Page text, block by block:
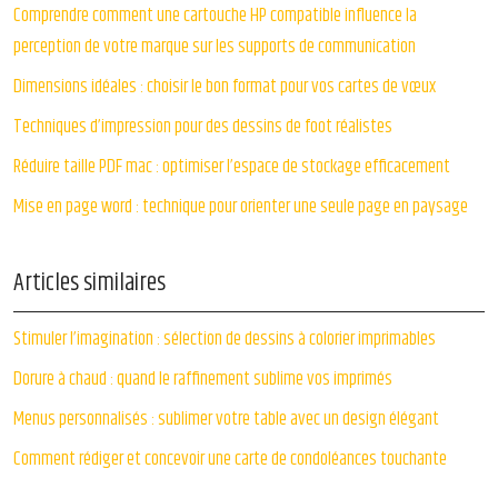
Comprendre comment une cartouche HP compatible influence la
perception de votre marque sur les supports de communication
Dimensions idéales : choisir le bon format pour vos cartes de vœux
Techniques d’impression pour des dessins de foot réalistes
Réduire taille PDF mac : optimiser l’espace de stockage efficacement
Mise en page word : technique pour orienter une seule page en paysage
Articles similaires
Stimuler l’imagination : sélection de dessins à colorier imprimables
Dorure à chaud : quand le raffinement sublime vos imprimés
Menus personnalisés : sublimer votre table avec un design élégant
Comment rédiger et concevoir une carte de condoléances touchante